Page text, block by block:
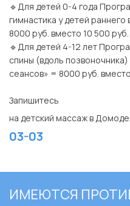
🔹Для детей 0-4 года
гимнастика у детей
8000 руб. вместо 10 500 руб.
🔹Для детей 4-12 лет
спины (вдоль
сеансов» = 8000 руб.
Запишитесь
на детский массаж в
03-03
ИМЕЮТСЯ